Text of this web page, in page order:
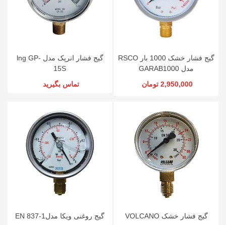
گیج فشار خشک 1000 بار RSCO
مدل GARAB1000
2,950,000 تومان
گیج فشار انرپک مدل lng GP-
15S
تماس بگیرید
گیج فشار خشک VOLCANO گیج روغنی ویکا مدلEN 837-1